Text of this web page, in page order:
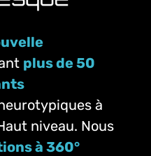
plus de 50
à
niveau. Nous
à 360°